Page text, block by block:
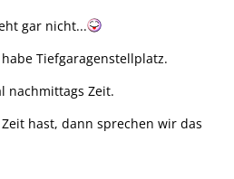
gar nicht...
Tiefgaragenstellplatz.
nachmittags Zeit.
hast, dann sprechen wir das